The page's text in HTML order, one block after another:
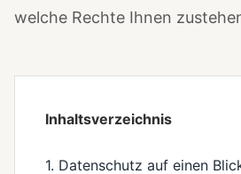
welche Rechte Ihnen
Inhaltsverzeichnis
1. Datenschutz auf einen